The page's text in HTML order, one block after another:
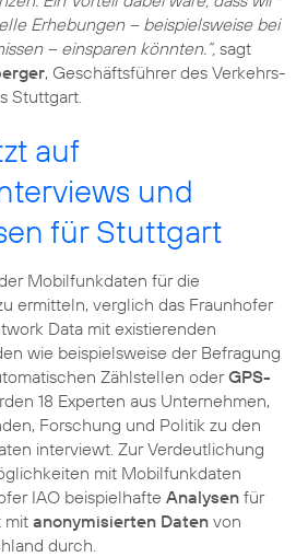
Erhebungen – beispielsweise bei
– einsparen könnten.“, sagt
, Geschäftsführer des Verkehrs-
Stuttgart.
auf
und
für Stuttgart
Mobilfunkdaten für die
ermitteln, verglich das Fraunhofer
Data mit existierenden
wie beispielsweise der Befragung
Zählstellen oderGPS-
18 Experten aus Unternehmen,
Forschung und Politik zu den
interviewt. Zur Verdeutlichung
mit Mobilfunkdaten
IAO beispielhafte Analysen für
mit anonymisierten Daten von
durch.